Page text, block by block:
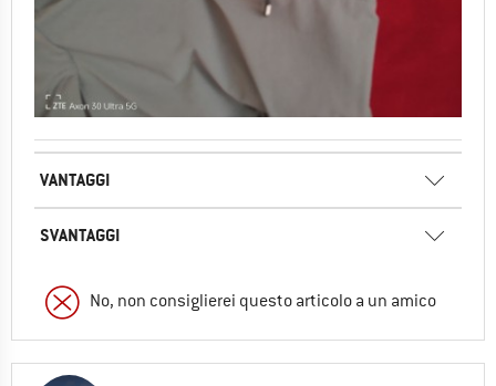
VANTAGGI
SVANTAGGI
No, non consiglierei questo articolo a un amico